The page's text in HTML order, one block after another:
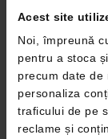
Acest site
Noi, împreună
pentru a stoca
precum date de
personaliza
traficului de pe
reclame și